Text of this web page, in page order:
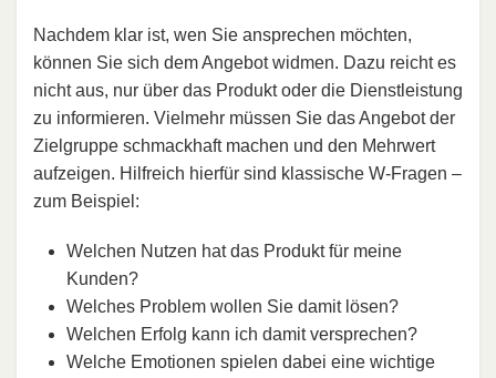
Nachdem klar ist, wen Sie ansprechen möchten,
können Sie sich dem Angebot widmen. Dazu reicht es
nicht aus, nur über das Produkt oder die Dienstleistung
zu informieren. Vielmehr müssen Sie das Angebot der
Zielgruppe schmackhaft machen und den Mehrwert
aufzeigen. Hilfreich hierfür sind klassische W-Fragen –
zum Beispiel:
Welchen Nutzen hat das Produkt für meine
Kunden?
Welches Problem wollen Sie damit lösen?
Welchen Erfolg kann ich damit versprechen?
Welche Emotionen spielen dabei eine wichtige